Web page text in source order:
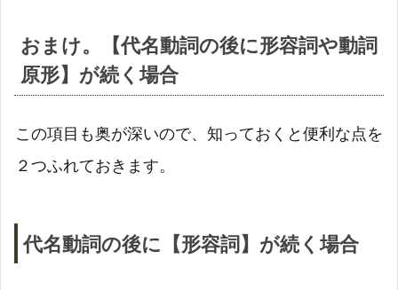
おまけ。【代名動詞の後に形容詞や動詞
原形】が続く場合
この項目も奥が深いので、知っておくと便利な点を
２つふれておきます。
代名動詞の後に【形容詞】が続く場合